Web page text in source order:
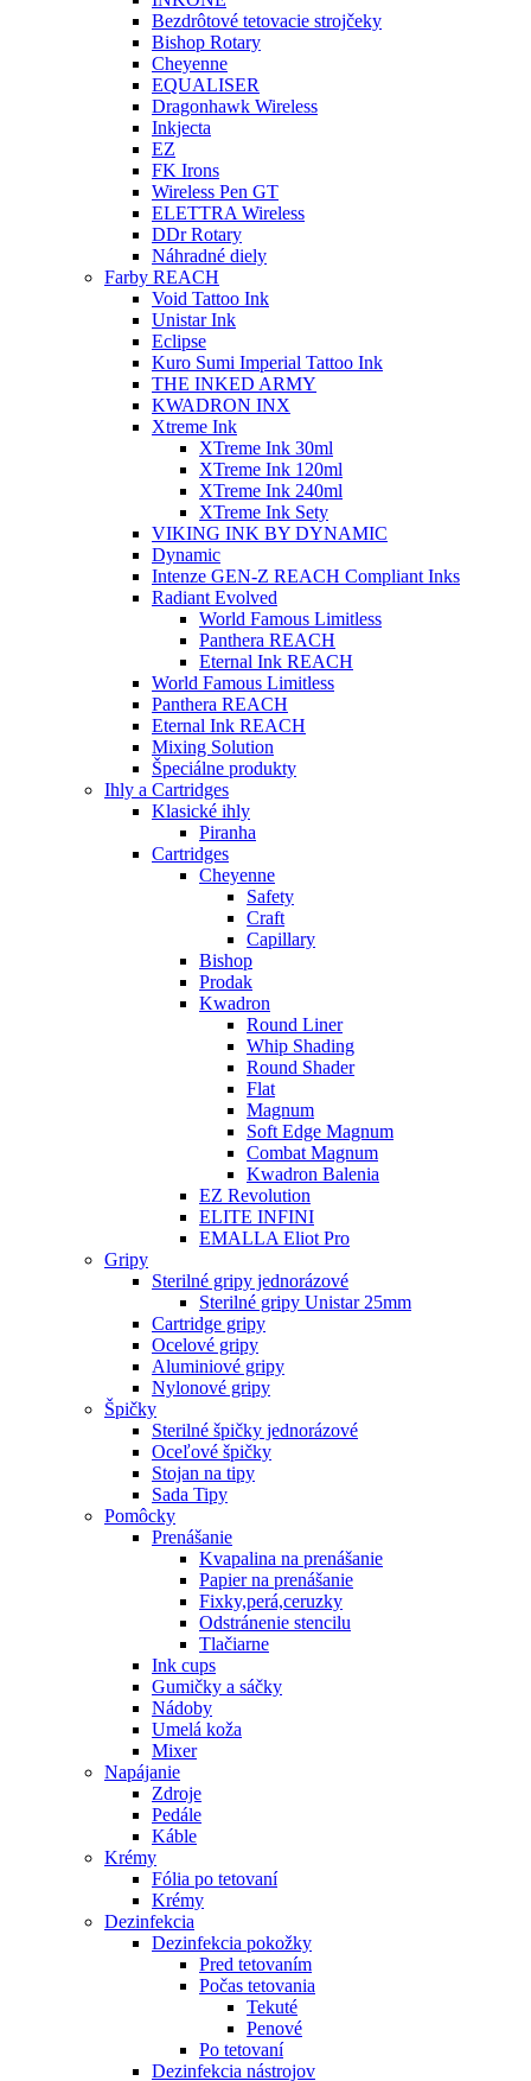
Bezdrôtové tetovacie strojčeky
Bishop Rotary
Cheyenne
EQUALISER
Dragonhawk Wireless
Inkjecta
EZ
FK Irons
Wireless Pen GT
ELETTRA Wireless
DDr Rotary
Náhradné diely
Farby REACH
Void Tattoo Ink
Unistar Ink
Eclipse
Kuro Sumi Imperial Tattoo Ink
THE INKED ARMY
KWADRON INX
Xtreme Ink
XTreme Ink 30ml
XTreme Ink 120ml
XTreme Ink 240ml
XTreme Ink Sety
VIKING INK BY DYNAMIC
Dynamic
Intenze GEN-Z REACH Compliant Inks
Radiant Evolved
World Famous Limitless
Panthera REACH
Eternal Ink REACH
World Famous Limitless
Panthera REACH
Eternal Ink REACH
Mixing Solution
Špeciálne produkty
Ihly a Cartridges
Klasické ihly
Piranha
Cartridges
Cheyenne
Safety
Craft
Capillary
Bishop
Prodak
Kwadron
Round Liner
Whip Shading
Round Shader
Flat
Magnum
Soft Edge Magnum
Combat Magnum
Kwadron Balenia
EZ Revolution
ELITE INFINI
EMALLA Eliot Pro
Gripy
Sterilné gripy jednorázové
Sterilné gripy Unistar 25mm
Cartridge gripy
Ocelové gripy
Aluminiové gripy
Nylonové gripy
Špičky
Sterilné špičky jednorázové
Oceľové špičky
Stojan na tipy
Sada Tipy
Pomôcky
Prenášanie
Kvapalina na prenášanie
Papier na prenášanie
Fixky,perá,ceruzky
Odstránenie stencilu
Tlačiarne
Ink cups
Gumičky a sáčky
Nádoby
Umelá koža
Mixer
Napájanie
Zdroje
Pedále
Káble
Krémy
Fólia po tetovaní
Krémy
Dezinfekcia
Dezinfekcia pokožky
Pred tetovaním
Počas tetovania
Tekuté
Penové
Po tetovaní
Dezinfekcia nástrojov